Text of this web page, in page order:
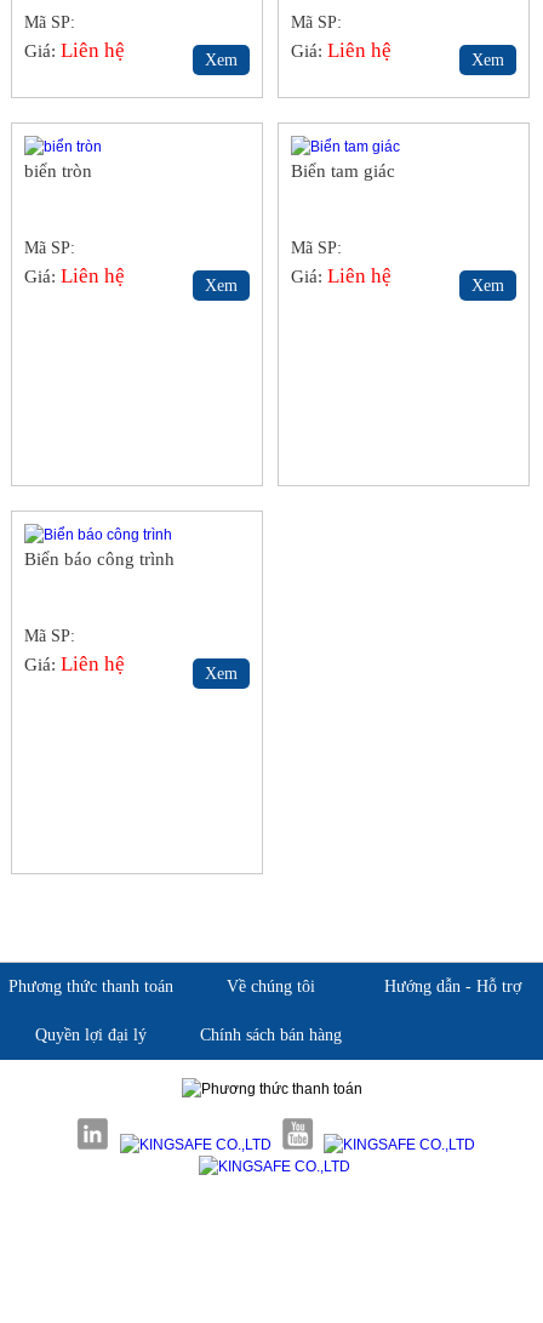
Mã SP:
Giá:Liên hệ Xem
Mã SP:
Giá:Liên hệ Xem
biển tròn
Mã SP:
Giá:Liên hệ Xem
Biển tam giác
Mã SP:
Giá:Liên hệ Xem
Biển báo công trình
Mã SP:
Giá:Liên hệ Xem
Phương thức thanh toán Về chúng tôi Hướng dẫn - Hỗ trợ
Quyền lợi đại lý Chính sách bán hàng